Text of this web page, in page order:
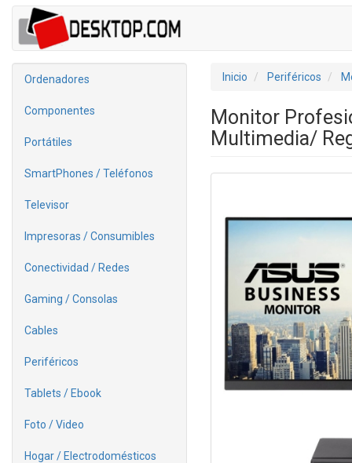
Ordenadores
Componentes
Portátiles
SmartPhones / Teléfonos
Televisor
Impresoras / Consumibles
Conectividad / Redes
Gaming / Consolas
Cables
Periféricos
Tablets / Ebook
Foto / Video
Hogar / Electrodomésticos
Inicio Periféricos
Monitor
Multimedia/